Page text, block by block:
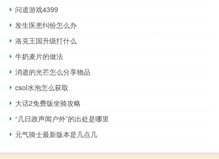
问道游戏4399
发生医患纠纷怎么办
洛克王国升级打什么
牛奶麦片的做法
消逝的光芒怎么分享物品
csol水泡怎么获取
大话2免费版坐骑攻略
“几日政声闻户外”的出处是哪里
元气骑士最新版本是几点几